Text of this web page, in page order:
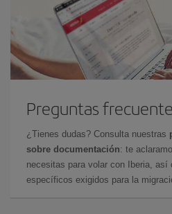
Preguntas
¿Tienes dudas? Consulta nuestras
sobre documentación: te
necesitas para volar con Iberia, así
específicos exigidos para la